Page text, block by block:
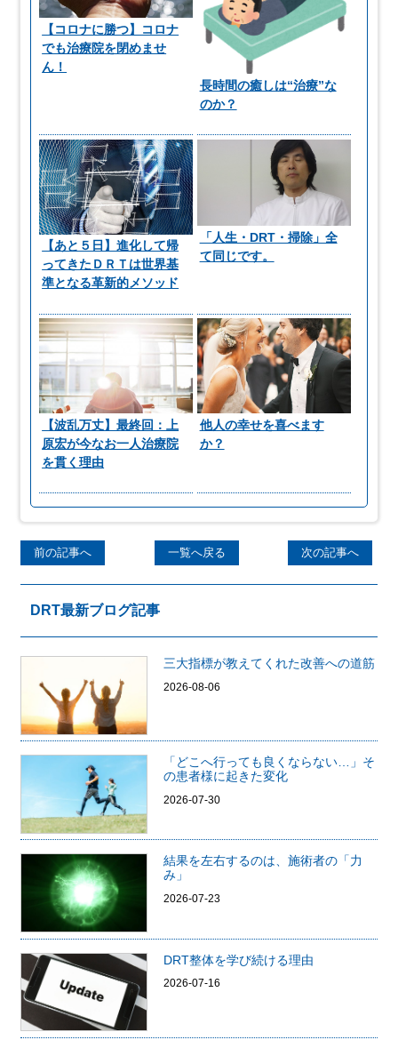
【コロナに勝つ】コロナ
でも治療院を閉めませ
ん！
長時間の癒しは“治療”な
のか？
【あと５日】進化して帰
ってきたＤＲＴは世界基
準となる革新的メソッド
「人生・DRT・掃除」全
て同じです。
【波乱万丈】最終回：上
原宏が今なお一人治療院
を貫く理由
他人の幸せを喜べます
か？
前の記事へ 一覧へ戻る 次の記事へ
DRT最新ブログ記事
三大指標が教えてくれた改善への道筋
2026-08-06
「どこへ行っても良くならない…」そ
の患者様に起きた変化
2026-07-30
結果を左右するのは、施術者の「力
み」
2026-07-23
DRT整体を学び続ける理由
2026-07-16